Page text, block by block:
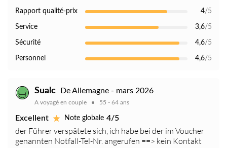
Rapport qualité-prix 4/5
Service 3,6/5
Sécurité 4,6/5
Personnel 4,6/5
Sualc De Allemagne - mars 2026
A voyagé en couple 55 - 64 ans
Excellent Note globale 4/5
der Führer verspätete sich, ich habe bei der im Voucher
genannten Notfall-Tel-Nr. angerufen ==> kein Kontakt